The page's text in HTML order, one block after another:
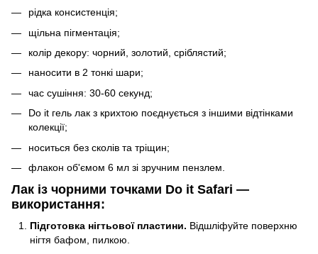
рідка консистенція;
щільна пігментація;
колір декору: чорний, золотий, сріблястий;
наносити в 2 тонкі шари;
час сушіння: 30-60 секунд;
Do it гель лак з крихтою поєднується з іншими відтінками
колекції;
носиться без сколів та тріщин;
флакон об'ємом 6 мл зі зручним пензлем.
Лак із чорними точками Do it Safari —
використання:
Підготовка нігтьової пластини. Відшліфуйте поверхню
нігтя бафом, пилкою.